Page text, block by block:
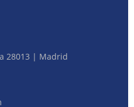
28013 | Madrid